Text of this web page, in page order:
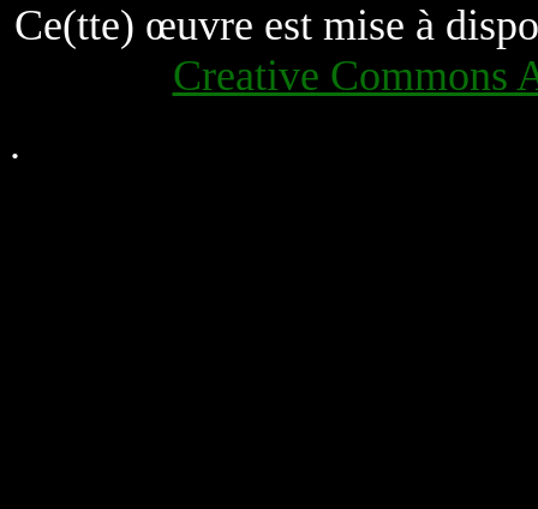
Ce(tte) œuvre est mise à
Creative Commons
.